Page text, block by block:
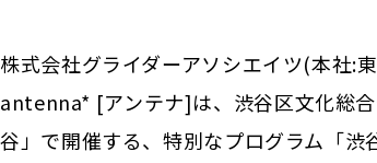
株式会社グライダーアソシエイツ(本社:
antenna* [アンテナ]は、渋谷区文化総
谷」で開催する、特別なプログラム「